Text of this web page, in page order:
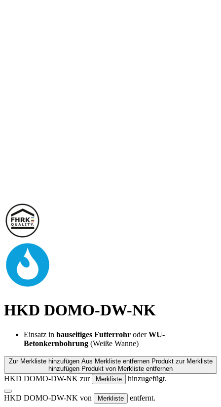
HKD DOMO-DW-NK
Einsatz in bauseitiges Futterrohr oderWU-
Betonkernbohrung (Weiße Wanne)
Zur Merkliste hinzufügen Aus Merkliste entfernen Produkt zur Merkliste
hinzufügen Produkt von Merkliste entfernen
HKD DOMO-DW-NK zur Merkliste hinzugefügt.
HKD DOMO-DW-NK von Merkliste entfernt.